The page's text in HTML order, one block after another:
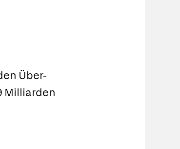
Über-
Milliarden